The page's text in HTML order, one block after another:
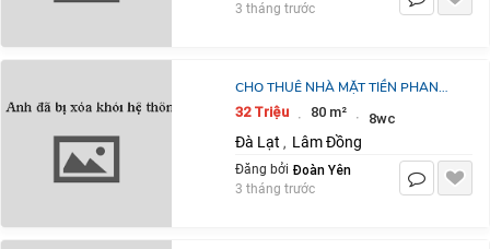
3 tháng trước
CHO THUÊ NHÀ MẶT TIỀN PHAN
ĐÌNH PHÙNG PHƯỜNG 2 ĐÀ LẠT 32
32 Triệu · 80 m² · 8wc
Đà Lạt , Lâm Đồng
Đăng bởi Đoàn Yên
3 tháng trước